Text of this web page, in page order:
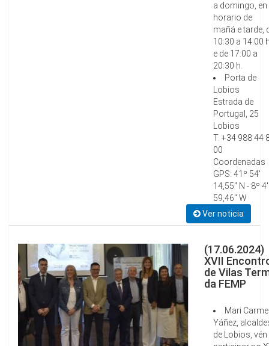
a domingo, en
horario de
mañá e tarde,
10:30 a 14:00
e de 17:00 a
20:30 h.
Porta de
Lobios
Estrada de
Portugal, 25
Lobios
T. +34 988 44
00
Coordenadas
GPS: 41º 54'
14,55'' N - 8º 4'
59,46'' W
Ver noticia
(17.06.2024)
XVII
de Vilas
da FEMP
Mari
Yáñez,
de Lobios, vén